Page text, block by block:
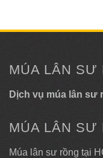
MÚA LÂN SƯ
Dịch vụ múa lân sư
MÚA LÂN SƯ
Múa lân sư rồng tại